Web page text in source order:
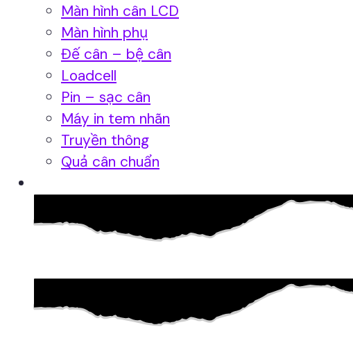
Màn hình cân LCD
Màn hình phụ
Đế cân – bệ cân
Loadcell
Pin – sạc cân
Máy in tem nhãn
Truyền thông
Quả cân chuẩn